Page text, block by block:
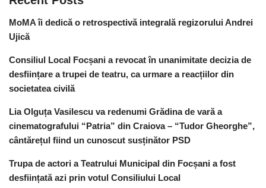
MoMA îi dedică o retrospectivă integrală regizorului Andrei
Ujică
Consiliul Local Focșani a revocat în unanimitate decizia de
desființare a trupei de teatru, ca urmare a reacțiilor din
societatea civilă
Lia Olguța Vasilescu va redenumi Grădina de vară a
cinematografului “Patria” din Craiova – “Tudor Gheorghe”,
cântărețul fiind un cunoscut susținător PSD
Trupa de actori a Teatrului Municipal din Focșani a fost
desființată azi prin votul Consiliului Local